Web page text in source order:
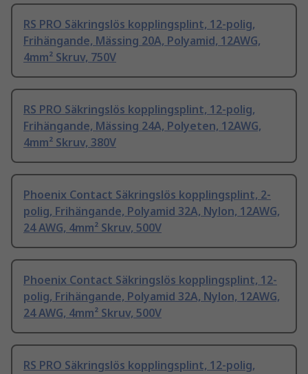
RS PRO Säkringslös kopplingsplint, 12-polig,
Frihängande, Mässing 20A, Polyamid, 12AWG,
4mm² Skruv, 750V
RS PRO Säkringslös kopplingsplint, 12-polig,
Frihängande, Mässing 24A, Polyeten, 12AWG,
4mm² Skruv, 380V
Phoenix Contact Säkringslös kopplingsplint, 2-
polig, Frihängande, Polyamid 32A, Nylon, 12AWG,
24 AWG, 4mm² Skruv, 500V
Phoenix Contact Säkringslös kopplingsplint, 12-
polig, Frihängande, Polyamid 32A, Nylon, 12AWG,
24 AWG, 4mm² Skruv, 500V
RS PRO Säkringslös kopplingsplint, 12-polig,